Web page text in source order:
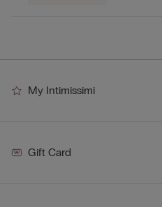
My Intimissimi
Gift Card